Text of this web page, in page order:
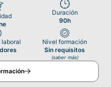
Duración
90h
Nivel formación
Sin requisitos
(saber más)